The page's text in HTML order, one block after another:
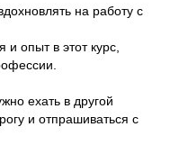
на работу с
и опыт в этот курс,
ехать в другой
и отпрашиваться с